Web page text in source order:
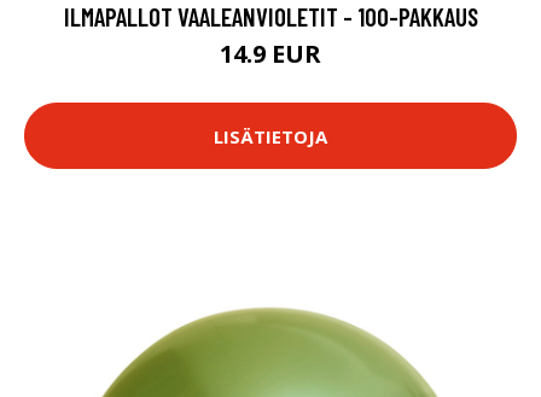
ILMAPALLOT VAALEANVIOLETIT - 100-PAKKAUS
14.9 EUR
LISÄTIETOJA